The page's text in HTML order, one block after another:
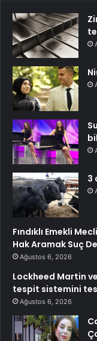
3
Fındıklı Emekli
Hak Aramak Suç
Ağustos 6, 2026
Lockheed Martin
tespit sistemini
Ağustos 6, 2026